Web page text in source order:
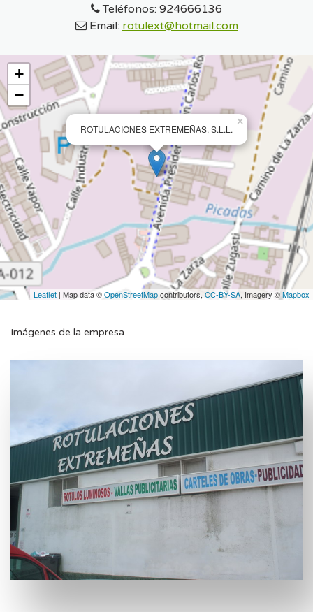
Teléfonos: 924666136
Email: rotulext@hotmail.com
ROTULACIONES EXTREMEÑAS, S.L.L.
×
+
−
Leaflet | Map data ©OpenStreetMapcontributors, CC-BY-SA, Imagery ©Mapbox
Imágenes de la empresa